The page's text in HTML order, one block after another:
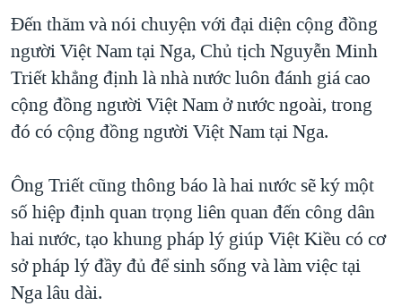
Đến thăm và nói chuyện với đại diện cộng đồng
người Việt Nam tại Nga, Chủ tịch Nguyễn Minh
Triết khẳng định là nhà nước luôn đánh giá cao
cộng đồng người Việt Nam ở nước ngoài, trong
đó có cộng đồng người Việt Nam tại Nga.
Ông Triết cũng thông báo là hai nước sẽ ký một
số hiệp định quan trọng liên quan đến công dân
hai nước, tạo khung pháp lý giúp Việt Kiều có cơ
sở pháp lý đầy đủ để sinh sống và làm việc tại
Nga lâu dài.